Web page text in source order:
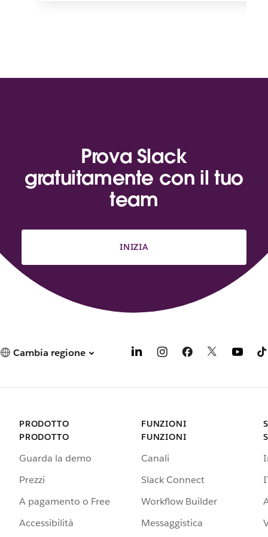
Prova Slack
gratuitamente con il tuo
team
INIZIA
Cambia regione
PRODOTTO
PRODOTTO
Guarda la demo
Prezzi
A pagamento o Free
Accessibilità
FUNZIONI
FUNZIONI
Canali
Slack Connect
Workflow Builder
Messaggistica